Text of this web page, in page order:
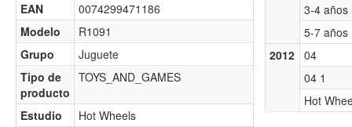
EAN
0074299471186
Modelo
R1091
Grupo
Juguete
Tipo de
producto
TOYS_AND_GAMES
Estudio
Hot Wheels
3-4 años
5-7 años
2012
04
04 1
Hot